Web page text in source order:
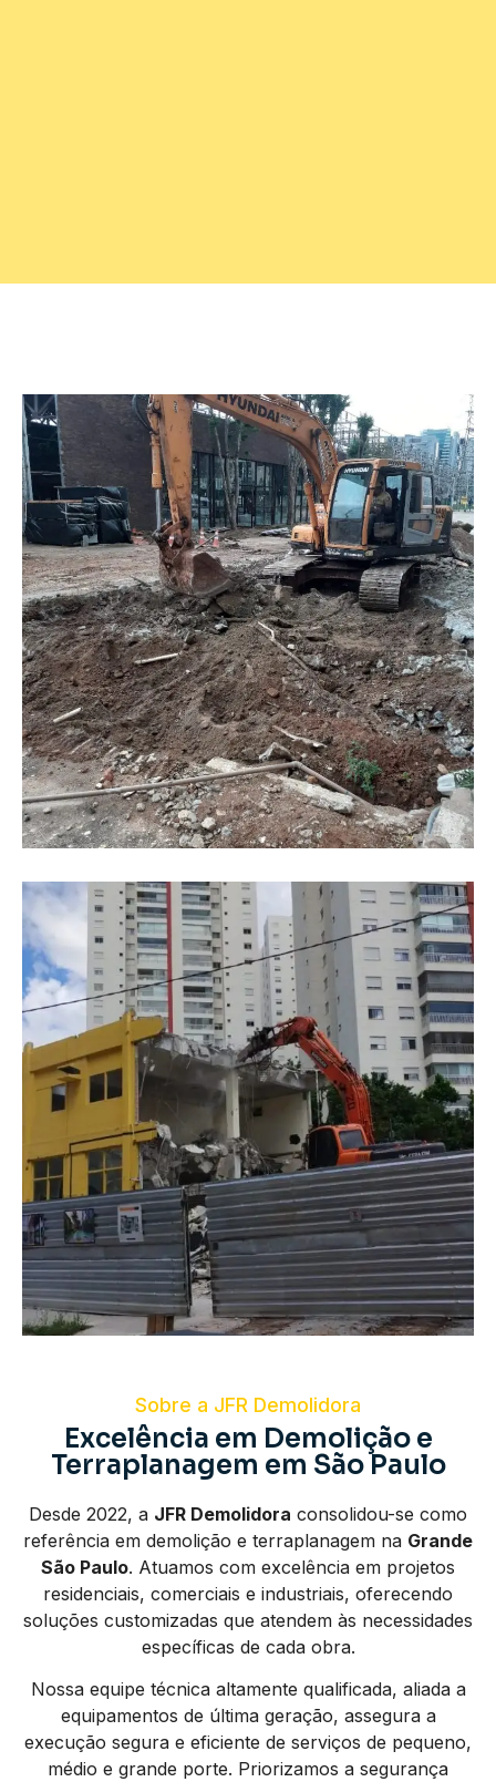
Sobre a JFR Demolidora
Excelência em Demolição e
Terraplanagem em São Paulo
Desde 2022, a JFR Demolidora consolidou-se como
referência em demolição e terraplanagem na Grande
São Paulo. Atuamos com excelência em projetos
residenciais, comerciais e industriais, oferecendo
soluções customizadas que atendem às necessidades
específicas de cada obra.
Nossa equipe técnica altamente qualificada, aliada a
equipamentos de última geração, assegura a
execução segura e eficiente de serviços de pequeno,
médio e grande porte. Priorizamos a segurança